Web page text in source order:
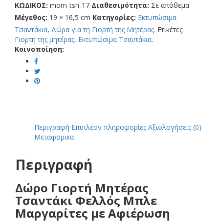
Μαργαρίτες
με
Αφιέρωση
ποσότητα
ΚΩΔΙΚΟΣ: mom-tsn-17 Διαθεσιμότητα: Σε απόθεμα
Μέγεθος: 19 × 16,5 cm Κατηγορίες: Εκτυπώσιμα
Τσαντάκια, Δώρα για τη Γιορτή της Μητέρας. Ετικέτες:
Γιορτή της μητέρας, Εκτυπώσιμα Τσαντάκια.
Κοινοποίηση:
Περιγραφή Επιπλέον πληροφορίες Αξιολογήσεις (0)
Μεταφορικά
Περιγραφή
Δώρο Γιορτή Μητέρας
Τσαντάκι Φελλός Μπλε
Μαργαρίτες με Αφιέρωση